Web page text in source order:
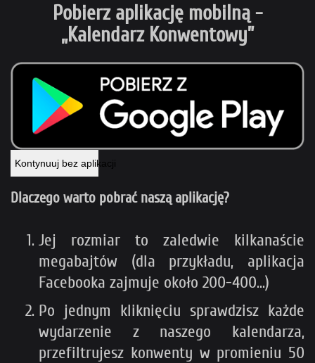
Pobierz aplikację mobilną -
„Kalendarz Konwentowy”
Kontynuuj bez aplikacji
Dlaczego warto pobrać naszą aplikację?
Jej rozmiar to zaledwie kilkanaście
megabajtów (dla przykładu, aplikacja
Facebooka zajmuje około 200-400...)
Po jednym kliknięciu sprawdzisz każde
wydarzenie z naszego kalendarza,
przefiltrujesz konwenty w promieniu 50